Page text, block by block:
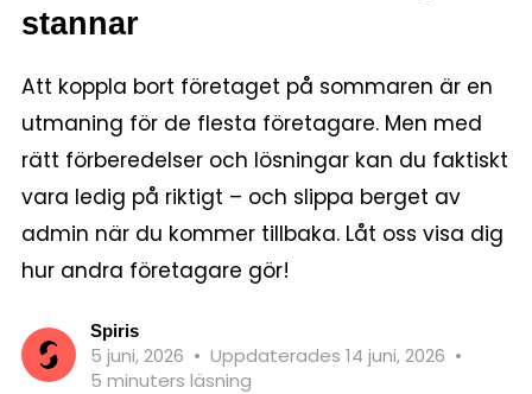
stannar
Att koppla bort företaget på sommaren är en
utmaning för de flesta företagare. Men med
rätt förberedelser och lösningar kan du faktiskt
vara ledig på riktigt – och slippa berget av
admin när du kommer tillbaka. Låt oss visa dig
hur andra företagare gör!
Spiris
5 juni, 2026 • Uppdaterades 14 juni, 2026 •
5 minuters läsning